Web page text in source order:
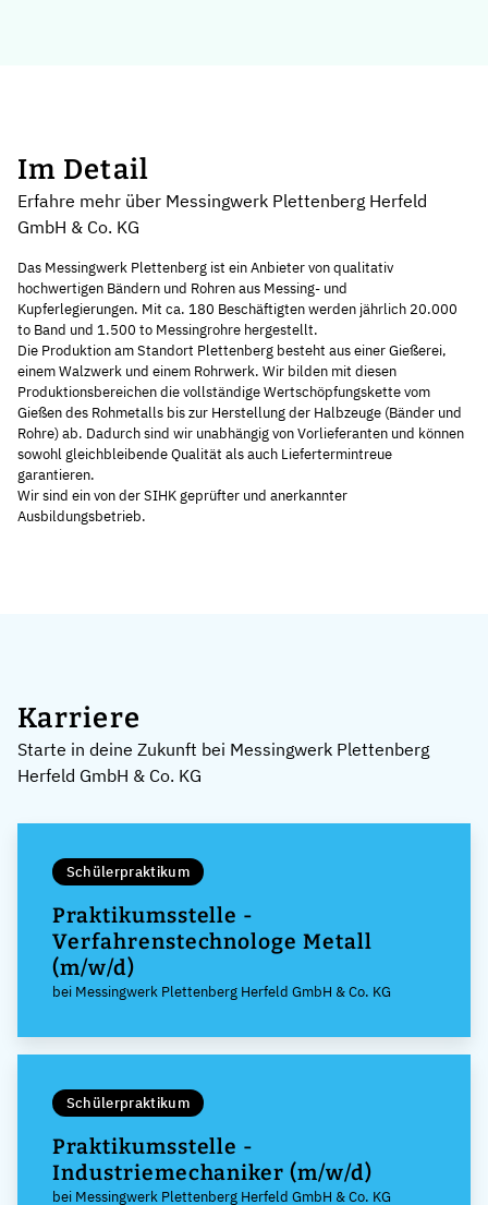
Im Detail
Erfahre mehr über Messingwerk Plettenberg Herfeld
GmbH & Co. KG
Das Messingwerk Plettenberg ist ein Anbieter von qualitativ
hochwertigen Bändern und Rohren aus Messing- und
Kupferlegierungen. Mit ca. 180 Beschäftigten werden jährlich 20.000
to Band und 1.500 to Messingrohre hergestellt.
Die Produktion am Standort Plettenberg besteht aus einer Gießerei,
einem Walzwerk und einem Rohrwerk. Wir bilden mit diesen
Produktionsbereichen die vollständige Wertschöpfungskette vom
Gießen des Rohmetalls bis zur Herstellung der Halbzeuge (Bänder und
Rohre) ab. Dadurch sind wir unabhängig von Vorlieferanten und können
sowohl gleichbleibende Qualität als auch Liefertermintreue
garantieren.
Wir sind ein von der SIHK geprüfter und anerkannter
Ausbildungsbetrieb.
Karriere
Starte in deine Zukunft bei Messingwerk Plettenberg
Herfeld GmbH & Co. KG
Schülerpraktikum
Praktikumsstelle -
Verfahrenstechnologe Metall
(m/w/d)
bei Messingwerk Plettenberg Herfeld GmbH & Co. KG
Schülerpraktikum
Praktikumsstelle -
Industriemechaniker (m/w/d)
bei Messingwerk Plettenberg Herfeld GmbH & Co. KG